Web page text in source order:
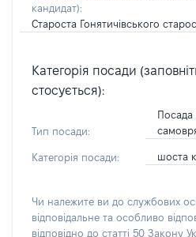
кандидат):
Староста Гонятичівського
Категорія посади
стосується):
Тип посади:
Посада
Категорія посади: шоста
Чи належите ви до службових
відповідальне та особливо
відповідно до статті 50 Закону